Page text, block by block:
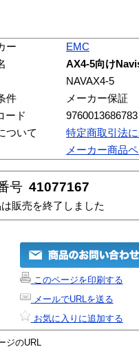
ー
EMC
AX4-5向け
NAVAX4-5
件
メーカー保証
ード
9760013686783
ついて
特定商取引法
メーカー商品
号 41077167
販売を終了しました
このページを印刷する
メールでURLを送る
お気に入りに追加する
ジのURL